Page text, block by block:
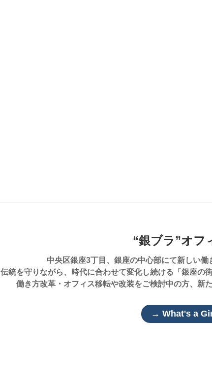
“銀ブラ”オフ
中央区銀座3丁目、銀座の中心部にて新しい
伝統を守りながら、時代に合わせて変化し続ける「銀座の
働き方改革・オフィス移転や改装をご検討中の方、新
→ What's a